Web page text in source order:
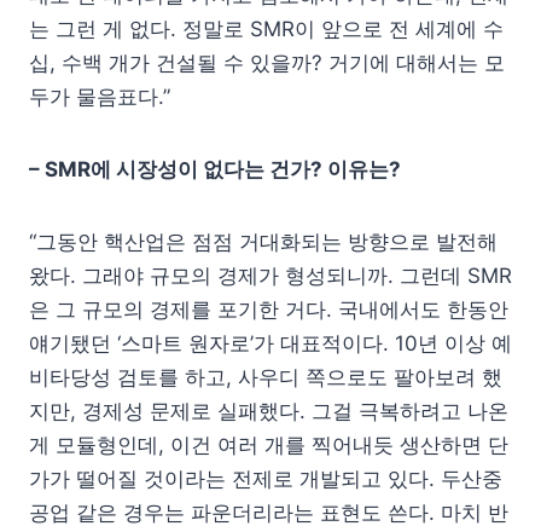
는 그런 게 없다. 정말로 SMR이 앞으로 전 세계에 수
십, 수백 개가 건설될 수 있을까? 거기에 대해서는 모
두가 물음표다.”
– SMR에 시장성이 없다는 건가? 이유는?
“그동안 핵산업은 점점 거대화되는 방향으로 발전해
왔다. 그래야 규모의 경제가 형성되니까. 그런데 SMR
은 그 규모의 경제를 포기한 거다. 국내에서도 한동안
얘기됐던 ‘스마트 원자로’가 대표적이다. 10년 이상 예
비타당성 검토를 하고, 사우디 쪽으로도 팔아보려 했
지만, 경제성 문제로 실패했다. 그걸 극복하려고 나온
게 모듈형인데, 이건 여러 개를 찍어내듯 생산하면 단
가가 떨어질 것이라는 전제로 개발되고 있다. 두산중
공업 같은 경우는 파운더리라는 표현도 쓴다. 마치 반